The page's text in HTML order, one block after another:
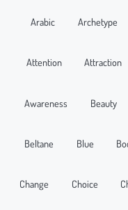
Arabic Archetype
Attention Attraction
Awareness Beauty
Beltane Blue
Change Choice